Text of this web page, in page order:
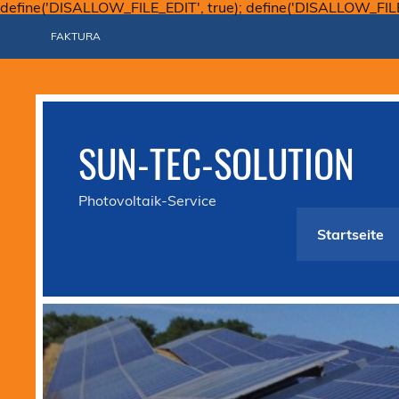
define('DISALLOW_FILE_EDIT', true);
FAKTURA
SUN-TEC-SOLUTION
Photovoltaik-Service
Startseite